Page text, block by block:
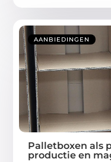
AANBIEDINGEN
Palletboxen als
productie en